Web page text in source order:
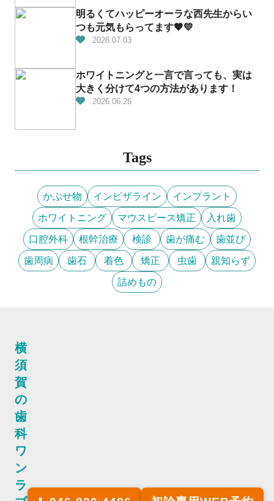
明るくてハッピーオーラな西先生からい
つも元気もらってます🧡💛
2026.07.03
ホワイトニングと一言で言っても、実は
大きく分けて4つの方法があります！
2026.06.26
Tags
かぶせ物 インビザライン インプラント
ホワイトニング マウスピース矯正 入れ歯
口腔外科 根幹治療 検診 歯が痛む 歯並び
歯周病 歯石 着色 矯正 虫歯 親知らず
詰めもの
横
須
賀
の
歯
科
ワ
ン
ラ